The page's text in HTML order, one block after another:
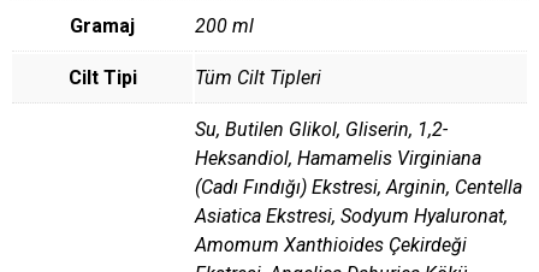
Gramaj 200 ml
Cilt Tipi Tüm Cilt Tipleri
Su, Butilen Glikol, Gliserin, 1,2-
Heksandiol, Hamamelis Virginiana
(Cadı Fındığı) Ekstresi, Arginin, Centella
Asiatica Ekstresi, Sodyum Hyaluronat,
Amomum Xanthioides Çekirdeği